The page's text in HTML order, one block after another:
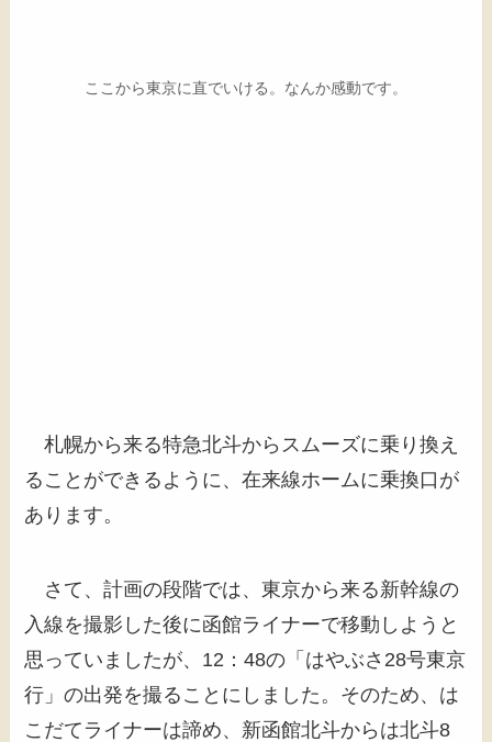
ここから東京に直でいける。なんか感動です。
札幌から来る特急北斗からスムーズに乗り換え
ることができるように、在来線ホームに乗換口が
あります。
さて、計画の段階では、東京から来る新幹線の
入線を撮影した後に函館ライナーで移動しようと
思っていましたが、12：48の「はやぶさ28号東京
行」の出発を撮ることにしました。そのため、は
こだてライナーは諦め、新函館北斗からは北斗8